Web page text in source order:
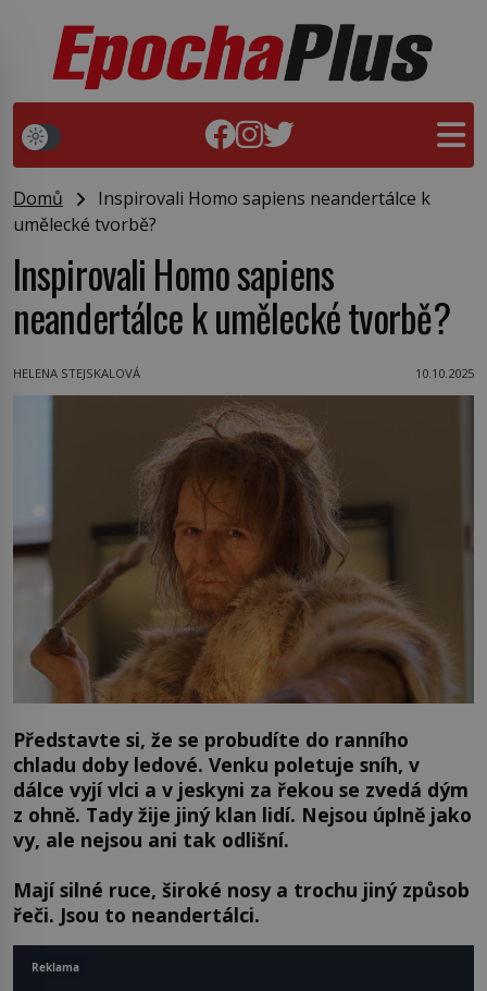
Domů
Inspirovali Homo sapiens neandertálce k
umělecké tvorbě?
Inspirovali Homo sapiens
neandertálce k umělecké tvorbě?
HELENA STEJSKALOVÁ 10.10.2025
Představte si, že se probudíte do ranního
chladu doby ledové. Venku poletuje sníh, v
dálce vyjí vlci a v jeskyni za řekou se zvedá dým
z ohně. Tady žije jiný klan lidí. Nejsou úplně jako
vy, ale nejsou ani tak odlišní.
Mají silné ruce, široké nosy a trochu jiný způsob
řeči. Jsou to neandertálci.
Reklama